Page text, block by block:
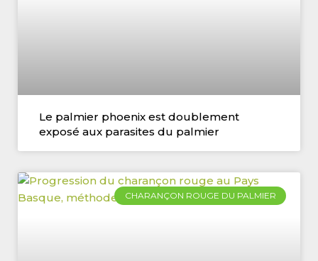
Le palmier phoenix est doublement
exposé aux parasites du palmier
CHARANÇON ROUGE DU PALMIER